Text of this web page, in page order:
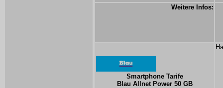
Weitere Infos:
Smartphone Tarife
Blau Allnet Power 50 GB